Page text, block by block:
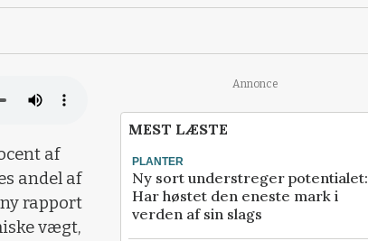
af
andel af
rapport
vægt,
Annonce
MEST LÆSTE
PLANTER
Ny sort understreger potentialet:
Har høstet den eneste mark i
verden af sin slags